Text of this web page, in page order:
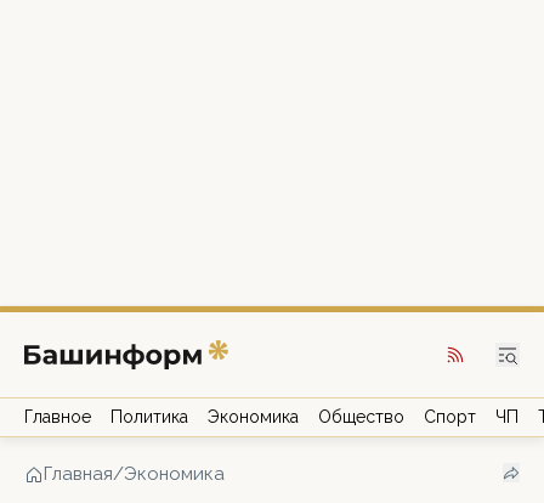
Главное Политика Экономика Общество Спорт ЧП
Главная/Экономика